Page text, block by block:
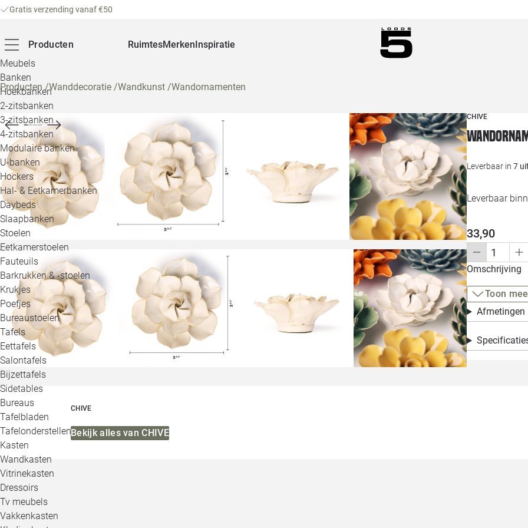
Gratis verzending vanaf €50
Producten
Meubels
Banken
Hoekbanken
2-zitsbanken
3-zitsbanken
4-zitsbanken
Modulaire banken
U-banken
Hockers
Hal- & Eetkamerbanken
Daybeds
Slaapbanken
Stoelen
Eetkamerstoelen
Fauteuils
Barkrukken & -stoelen
Krukjes
Poefjes
Bureaustoelen
Tafels
Eettafels
Salontafels
Bijzettafels
Sidetables
Bureaus
Tafelbladen
Tafelonderstellen
Kasten
Wandkasten
Vitrinekasten
Dressoirs
Tv meubels
Vakkenkasten
RuimtesMerkenInspiratie
Producten/Wanddecoratie /Wandkunst /Wandornamenten
CHIVE
Leverbaar in 7
Leverbaar
33,90
Omschrijving
Toon
Afmetingen
CHIVE
Bekijk alles van CHIVE